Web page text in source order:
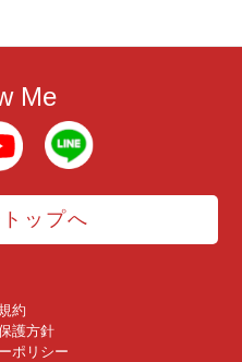
Me
ップへ
約
護方針
ポリシー